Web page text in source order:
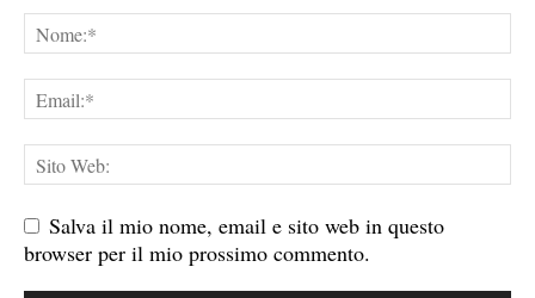
Salva il mio nome, email e sito web in questo
browser per il mio prossimo commento.